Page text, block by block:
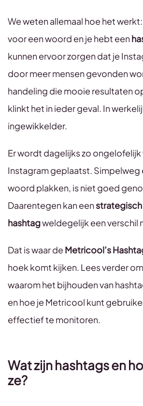
We weten allemaal hoe het
voor een woord en je hebt een
kunnen ervoor zorgen dat je
door meer mensen gevonden
handeling die mooie resultaten
klinkt het in ieder geval. In
ingewikkelder.
Er wordt dagelijks zo
Instagram geplaatst. Simpelweg
woord plakken, is niet goed
Daarentegen kan een
hashtagweldegelijk een verschil
Dat is waar de Metricool’s
hoek komt kijken. Lees verder
waarom het bijhouden van
en hoe je Metricool kunt
effectief te monitoren.
Wat zijn hashtags en
ze?